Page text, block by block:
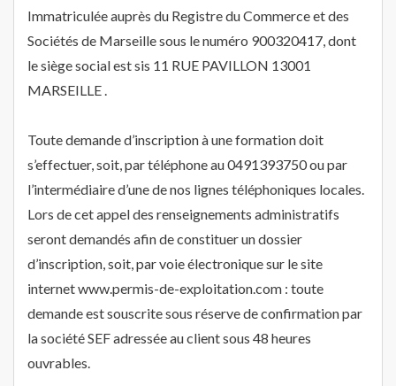
Immatriculée auprès du Registre du Commerce et des
Sociétés de Marseille sous le numéro 900320417, dont
le siège social est sis 11 RUE PAVILLON 13001
MARSEILLE .
Toute demande d’inscription à une formation doit
s’effectuer, soit, par téléphone au 0491393750 ou par
l’intermédiaire d’une de nos lignes téléphoniques locales.
Lors de cet appel des renseignements administratifs
seront demandés afin de constituer un dossier
d’inscription, soit, par voie électronique sur le site
internet www.permis-de-exploitation.com : toute
demande est souscrite sous réserve de confirmation par
la société SEF adressée au client sous 48 heures
ouvrables.